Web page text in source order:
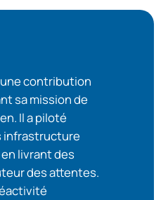
contribution
sa mission de
Il a piloté
infrastructure
livrant des
des attentes.